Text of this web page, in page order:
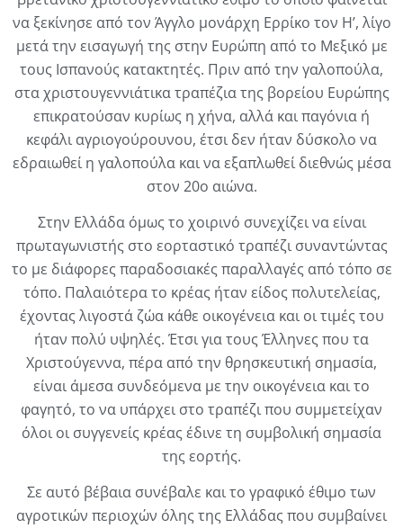
να ξεκίνησε από τον Άγγλο μονάρχη Ερρίκο τον Η’, λίγο
μετά την εισαγωγή της στην Ευρώπη από το Μεξικό με
τους Ισπανούς κατακτητές. Πριν από την γαλοπούλα,
στα χριστουγεννιάτικα τραπέζια της βορείου Ευρώπης
επικρατούσαν κυρίως η χήνα, αλλά και παγόνια ή
κεφάλι αγριογούρουνου, έτσι δεν ήταν δύσκολο να
εδραιωθεί η γαλοπούλα και να εξαπλωθεί διεθνώς μέσα
στον 20ο αιώνα.
Στην Ελλάδα όμως το χοιρινό συνεχίζει να είναι
πρωταγωνιστής στο εορταστικό τραπέζι συναντώντας
το με διάφορες παραδοσιακές παραλλαγές από τόπο σε
τόπο. Παλαιότερα το κρέας ήταν είδος πολυτελείας,
έχοντας λιγοστά ζώα κάθε οικογένεια και οι τιμές του
ήταν πολύ υψηλές. Έτσι για τους Έλληνες που τα
Χριστούγεννα, πέρα από την θρησκευτική σημασία,
είναι άμεσα συνδεόμενα με την οικογένεια και το
φαγητό, το να υπάρχει στο τραπέζι που συμμετείχαν
όλοι οι συγγενείς κρέας έδινε τη συμβολική σημασία
της εορτής.
Σε αυτό βέβαια συνέβαλε και το γραφικό έθιμο των
αγροτικών περιοχών όλης της Ελλάδας που συμβαίνει